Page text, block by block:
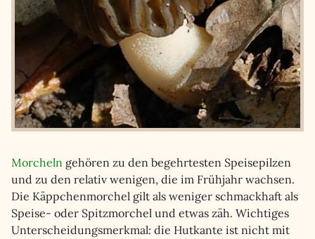
Morcheln gehören zu den begehrtesten Speisepilzen
und zu den relativ wenigen, die im Frühjahr wachsen.
Die Käppchenmorchel gilt als weniger schmackhaft als
Speise- oder Spitzmorchel und etwas zäh. Wichtiges
Unterscheidungsmerkmal: die Hutkante ist nicht mit